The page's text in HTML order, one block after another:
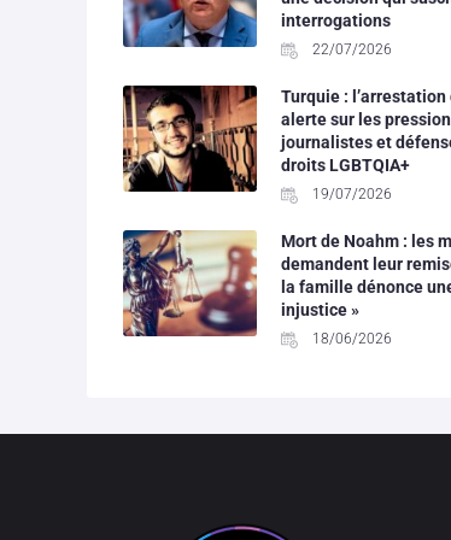
interrogations
22/07/2026
Turquie : l’arrestation
alerte sur les
journalistes et
droits LGBTQIA+
19/07/2026
Mort de Noahm : les
demandent leur
la famille dénonce
injustice »
18/06/2026